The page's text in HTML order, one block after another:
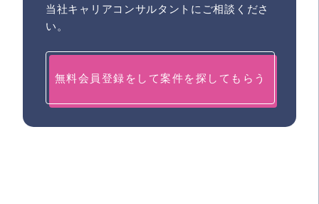
当社キャリアコンサルタントにご相談くださ
い。
無料会員登録をして案件を探してもらう